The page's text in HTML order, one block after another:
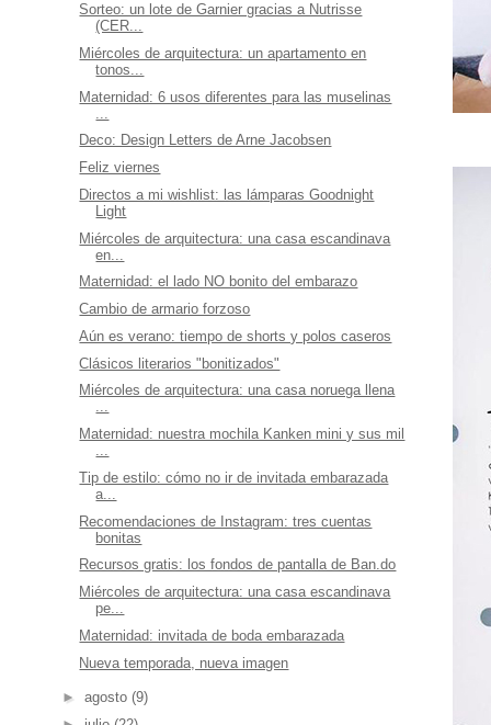
Sorteo: un lote de Garnier gracias a Nutrisse
(CER...
Miércoles de arquitectura: un apartamento en
tonos...
Maternidad: 6 usos diferentes para las muselinas
Deco: Design Letters de Arne Jacobsen
Feliz viernes
Directos a mi wishlist: las lámparas Goodnight
Light
Miércoles de arquitectura: una casa escandinava
en...
Maternidad: el lado NO bonito del embarazo
Cambio de armario forzoso
Aún es verano: tiempo de shorts y polos caseros
Clásicos literarios "bonitizados"
Miércoles de arquitectura: una casa noruega llena
...
Maternidad: nuestra mochila Kanken mini y sus mil
...
Tip de estilo: cómo no ir de invitada embarazada
a...
Recomendaciones de Instagram: tres cuentas
bonitas
Recursos gratis: los fondos de pantalla de Ban.do
Miércoles de arquitectura: una casa escandinava
pe...
Maternidad: invitada de boda embarazada
Nueva temporada, nueva imagen
► agosto (9)